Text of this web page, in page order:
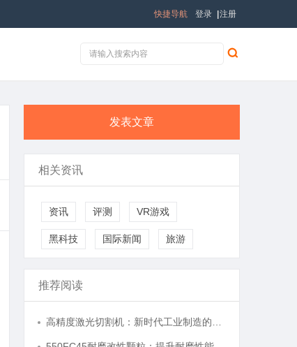
登录 注册
快捷导航
发表文章
相关资讯
资讯 评测 VR游戏
黑科技 国际新闻 旅游
推荐阅读